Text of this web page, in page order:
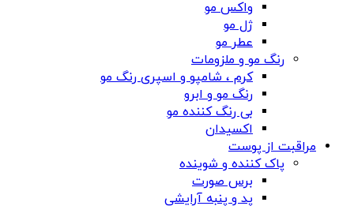
واکس مو
ژل مو
عطر مو
رنگ مو و ملزومات
کرم ، شامپو و اسپری رنگ مو
رنگ مو و ابرو
بی رنگ کننده مو
اکسیدان
مراقبت از پوست
پاک کننده و شوینده
برس صورت
پد و پنبه آرایشی